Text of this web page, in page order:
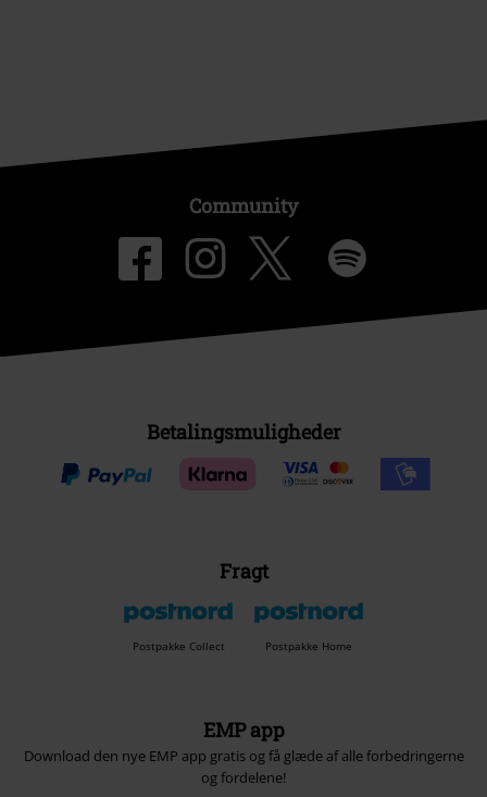
Community
Betalingsmuligheder
Fragt
Postpakke Collect Postpakke Home
EMP app
Download den nye EMP app gratis og få glæde af alle forbedringerne
og fordelene!